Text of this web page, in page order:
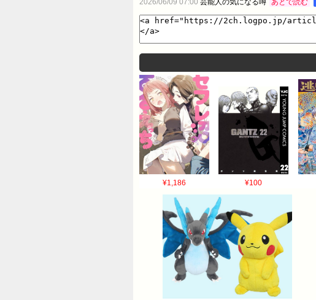
2026/06/09 07:00 芸能人の気になる噂 あとで読む
¥1,186 ¥100